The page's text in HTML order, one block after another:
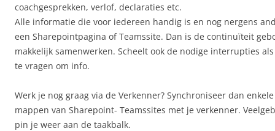
coachgesprekken, verlof, declaraties etc.
Alle informatie die voor iedereen handig is en nog nergens
een Sharepointpagina of Teamssite. Dan is de continuïteit
makkelijk samenwerken. Scheelt ook de nodige interrupties
te vragen om info.
Werk je nog graag via de Verkenner? Synchroniseer dan
mappen van Sharepoint- Teamssites met je verkenner. V
pin je weer aan de taakbalk.